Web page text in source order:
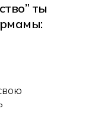
ты